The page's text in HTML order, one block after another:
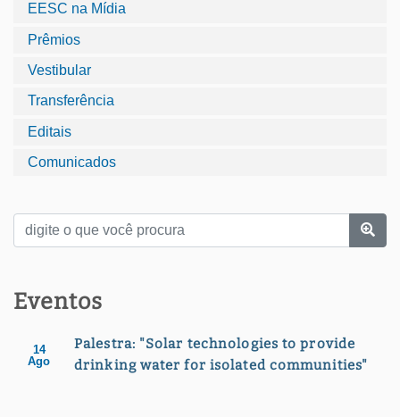
EESC na Mídia
Prêmios
Vestibular
Transferência
Editais
Comunicados
Eventos
14
Ago
Palestra: "Solar technologies to provide
drinking water for isolated communities"